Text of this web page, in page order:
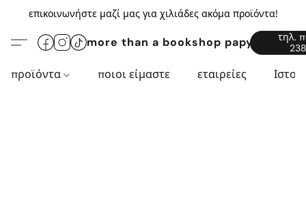
επικοινωνήστε μαζί μας για χιλιάδες ακόμα προϊόντα!
more than a bookshop
τηλ.
προϊόντα ποιοι είμαστε εταιρείες